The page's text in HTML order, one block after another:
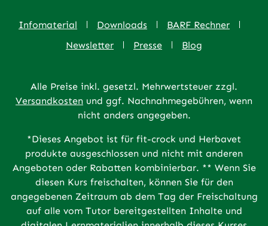
Infomaterial Downloads
BARF Rechner
Newsletter
Presse Blog
Alle Preise inkl. gesetzl. Mehrwertsteuer zzgl.
Versandkosten und ggf. Nachnahmegebühren, wenn
nicht anders angegeben.
*Dieses Angebot ist für fit-crock und Herbavet
produkte ausgeschlossen und nicht mit anderen
Angeboten oder Rabatten kombinierbar. ** Wenn Sie
diesen Kurs freischalten, können Sie für den
angegebenen Zeitraum ab dem Tag der Freischaltung
auf alle vom Tutor bereitgestellten Inhalte und